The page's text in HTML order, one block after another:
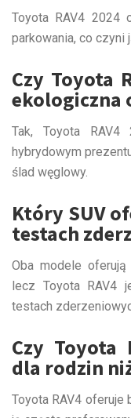
Toyota RAV4 2024
parkowania, co czyni
Czy Toyota
ekologiczna
Tak, Toyota RAV4
hybrydowym
ślad węglowy.
Który SUV
testach
Oba modele
lecz Toyota RAV4
testach
Czy Toyota
dla rodzin
Toyota RAV4